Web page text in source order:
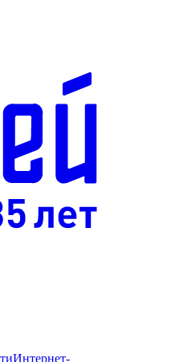
Интернет-